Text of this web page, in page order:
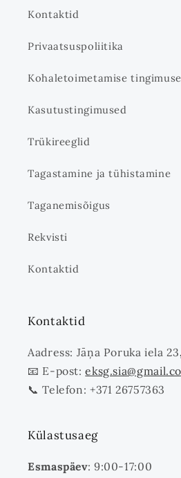
Kontaktid
Privaatsuspoliitika
Kohaletoimetamise
Kasutustingimused
Trükireeglid
Tagastamine ja tühistamine
Taganemisõigus
Rekvisti
Kontaktid
Kontaktid
Aadress: Jāņa Poruka iela 23
📧 E-post:
📞 Telefon: +371 26757363
Külastusaeg
Esmaspäev: 9:00-17:00